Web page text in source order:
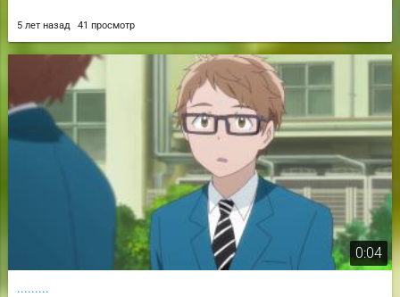
5 лет назад 41 просмотр
0:04
.........